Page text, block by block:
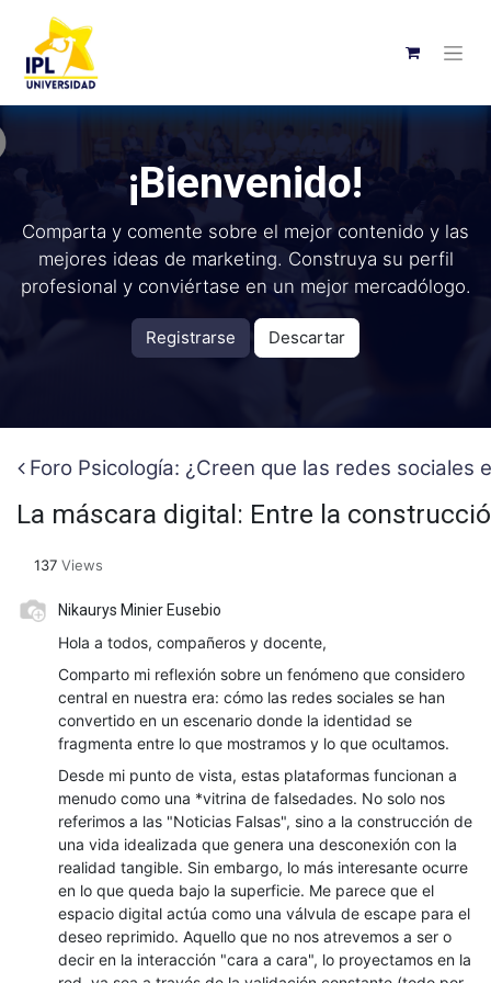
¡Bienvenido!
Comparta y comente sobre el mejor contenido y las
mejores ideas de marketing. Construya su perfil
profesional y conviértase en un mejor mercadólogo.
Registrarse Descartar
Foro Psicología: ¿Creen que las redes
La máscara digital: Entre la
137 Views
Nikaurys Minier Eusebio
Hola a todos, compañeros y docente,
Comparto mi reflexión sobre un fenómeno que considero
central en nuestra era: cómo las redes sociales se han
convertido en un escenario donde la identidad se
fragmenta entre lo que mostramos y lo que ocultamos.
Desde mi punto de vista, estas plataformas funcionan a
menudo como una *vitrina de falsedades. No solo nos
referimos a las "Noticias Falsas", sino a la construcción de
una vida idealizada que genera una desconexión con la
realidad tangible. Sin embargo, lo más interesante ocurre
en lo que queda bajo la superficie. Me parece que el
espacio digital actúa como una válvula de escape para el
deseo reprimido. Aquello que no nos atrevemos a ser o
decir en la interacción "cara a cara", lo proyectamos en la